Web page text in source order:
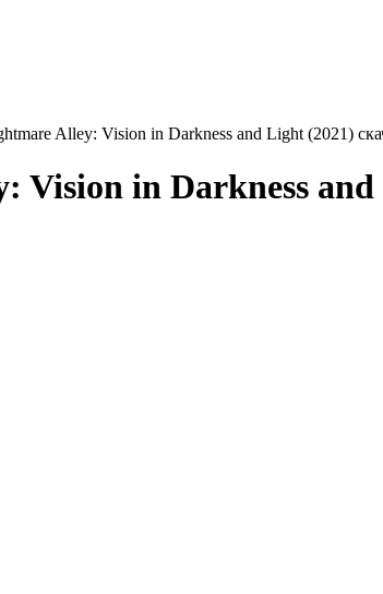
Alley: Vision in Darkness and Light (2021)
Vision in Darkness